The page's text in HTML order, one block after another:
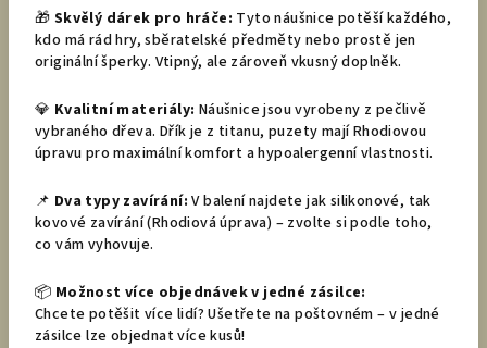
🎁 Skvělý dárek pro hráče: Tyto náušnice potěší každého,
kdo má rád hry, sběratelské předměty nebo prostě jen
originální šperky. Vtipný, ale zároveň vkusný doplněk.
💎 Kvalitní materiály: Náušnice jsou vyrobeny z pečlivě
vybraného dřeva. Dřík je z titanu, puzety mají Rhodiovou
úpravu pro maximální komfort a hypoalergenní vlastnosti.
📌 Dva typy zavírání: V balení najdete jak silikonové, tak
kovové zavírání (Rhodiová úprava) – zvolte si podle toho,
co vám vyhovuje.
📦 Možnost více objednávek v jedné zásilce:
Chcete potěšit více lidí? Ušetřete na poštovném – v jedné
zásilce lze objednat více kusů!